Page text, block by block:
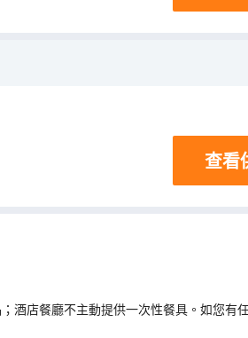
查看
酒店餐廳不主動提供一次性餐具。如您有